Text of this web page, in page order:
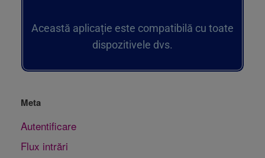
Această aplicație este compatibilă cu toate
dispozitivele dvs.
Meta
Autentificare
Flux intrări